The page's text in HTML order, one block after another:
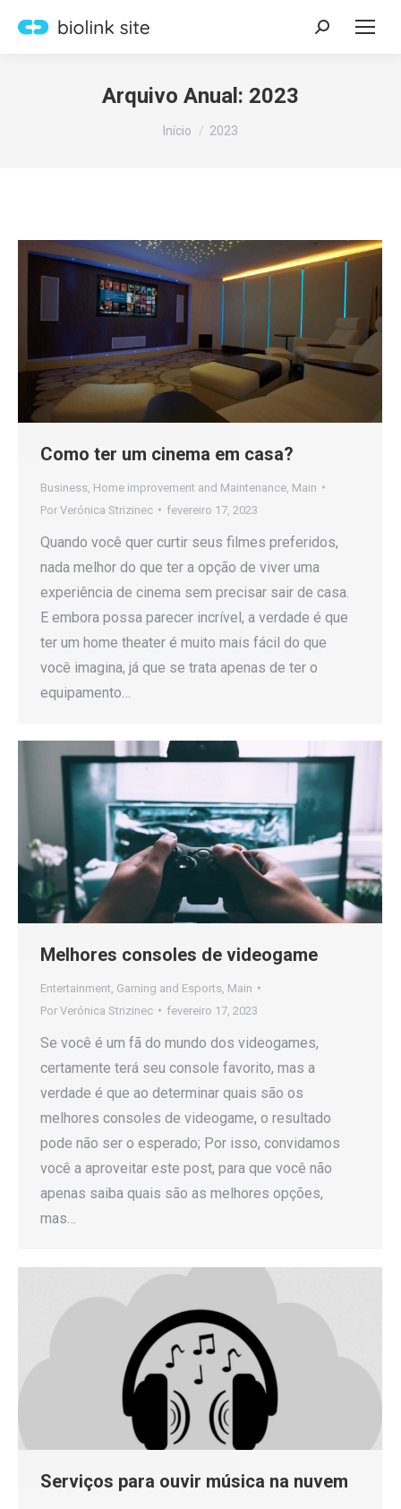
Search:
Arquivo Anual: 2023
Você está aqui:
Início 2023
Como ter um cinema em casa?
Business Home improvement and Maintenance Main
Por Verónica Strizinec fevereiro 17, 2023
Quando você quer curtir seus filmes preferidos,
nada melhor do que ter a opção de viver uma
experiência de cinema sem precisar sair de casa.
E embora possa parecer incrível, a verdade é que
ter um home theater é muito mais fácil do que
você imagina, já que se trata apenas de ter o
equipamento…
Melhores consoles de videogame
Entertainment Gaming and Esports Main
Por Verónica Strizinec fevereiro 17, 2023
Se você é um fã do mundo dos videogames,
certamente terá seu console favorito, mas a
verdade é que ao determinar quais são os
melhores consoles de videogame, o resultado
pode não ser o esperado; Por isso, convidamos
você a aproveitar este post, para que você não
apenas saiba quais são as melhores opções,
mas…
Serviços para ouvir música na nuvem